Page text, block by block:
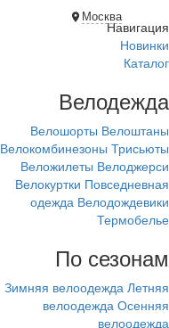
Москва
Навигация
Новинки
Каталог
Велодежда
Велошорты Велоштаны
Велокомбинезоны Трисьюты
Веложилеты Велоджерси
Велокуртки Повседневная
одежда Велодождевики
Термобелье
По сезонам
Зимняя велоодежда Летняя
велоодежда Осенняя
велоодежда